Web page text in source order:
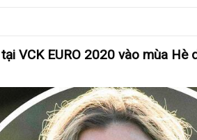
VCK EURO 2020 vào mùa Hè